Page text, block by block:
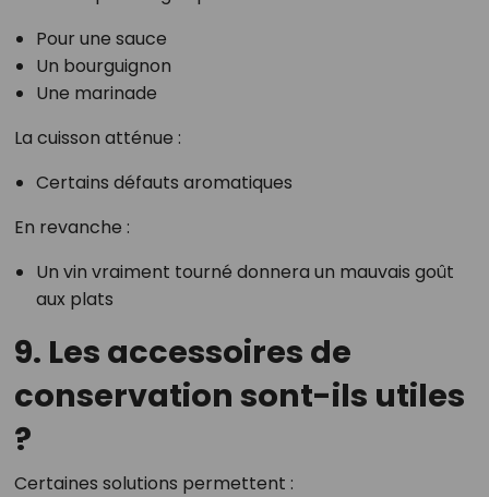
Pour une sauce
Un bourguignon
Une marinade
La cuisson atténue :
Certains défauts aromatiques
En revanche :
Un vin vraiment tourné donnera un mauvais goût
aux plats
9. Les accessoires de
conservation sont-ils utiles
?
Certaines solutions permettent :